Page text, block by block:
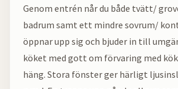
Genom entrén når du både tvätt/
badrum samt ett mindre sovrum/
öppnar upp sig och bjuder in till
köket med gott om förvaring med
häng. Stora fönster ger härligt